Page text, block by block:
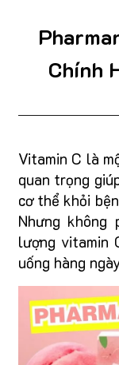
Chính
Vitamin C là
quan trọng
cơ thể khỏi
Nhưng
lượng vitamin
uống hàng